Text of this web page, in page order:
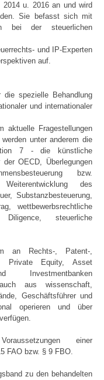
2014 u. 2016 an und wird
Sie befasst sich mit
bei der steuerlichen
und IP-Experten
auf.
spezielle Behandlung
und internationaler
aktuelle Fragestellungen
unter anderem die
7 - die künstliche
OECD, Überlegungen
bzw.
des
Substanzbesteuerung,
wettbewerbsrechtliche
steuerliche
an Rechts-, Patent-,
Private Equity, Asset
Investmentbanken
aus wissenschaft,
Geschäftsführer und
operieren und über
einer
FAO bzw. § 9 FBO.
zu den behandelten